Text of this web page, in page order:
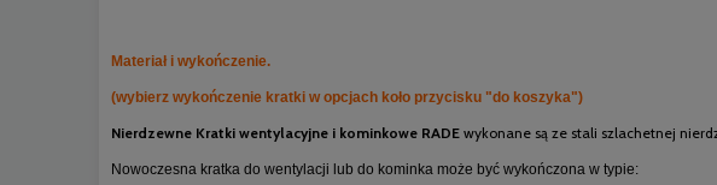
Materiał i wykończenie.
(wybierz wykończenie kratki w opcjach koło przycisku "do koszyka")
Nierdzewne Kratki wentylacyjne i kominkowe RADE wykonane są ze stali szlachetnej
Nowoczesna kratka do wentylacji lub do kominka może być wykończona w typie: